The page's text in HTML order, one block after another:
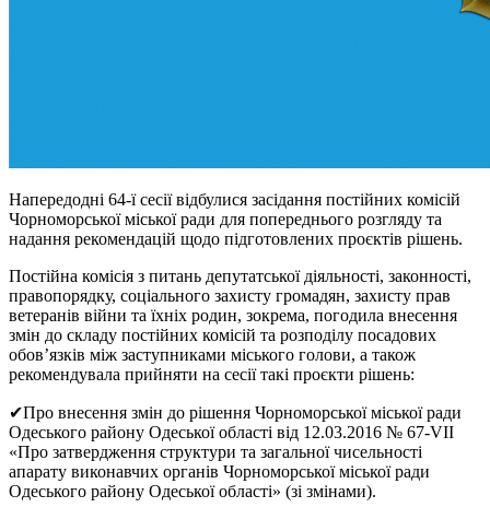
Напередодні 64-ї сесії відбулися засідання постійних комісій
Чорноморської міської ради для попереднього розгляду та
надання рекомендацій щодо підготовлених проєктів рішень.
Постійна комісія з питань депутатської діяльності, законності,
правопорядку, соціального захисту громадян, захисту прав
ветеранів війни та їхніх родин, зокрема, погодила внесення
змін до складу постійних комісій та розподілу посадових
обов’язків між заступниками міського голови, а також
рекомендувала прийняти на сесії такі проєкти рішень:
✔Про внесення змін до рішення Чорноморської міської ради
Одеського району Одеської області від 12.03.2016 № 67-VІІ
«Про затвердження структури та загальної чисельності
апарату виконавчих органів Чорноморської міської ради
Одеського району Одеської області» (зі змінами).